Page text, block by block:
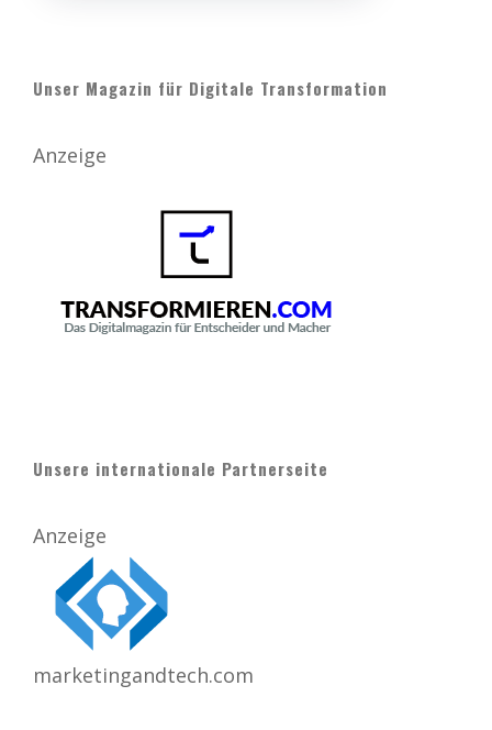
Unser Magazin für Digitale Transformation
Anzeige
Unsere internationale Partnerseite
Anzeige
marketingandtech.com